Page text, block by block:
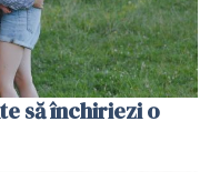
să închiriezi o